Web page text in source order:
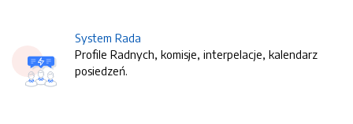
System Rada
Profile Radnych, komisje, interpelacje, kalendarz
posiedzeń.